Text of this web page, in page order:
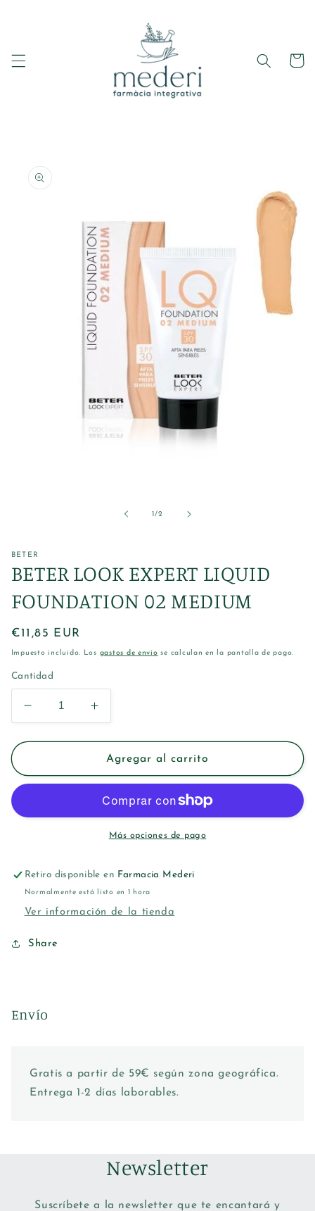
Carrito
a la
información
modal
1/de2
BETER
BETER LOOK EXPERT LIQUID
FOUNDATION 02 MEDIUM
Precio
habitual
€11,85 EUR
Impuesto incluido. Los gastos de envío se calculan en la pantalla de pago.
Cantidad
Reducir
cantidad
para
LOOK
EXPERT
FOUNDATION
Aumentar
cantidad
para
BETER
LOOK
LIQUID
FOUNDATION
02
Agregar al carrito
Más opciones de pago
Retiro disponible en Farmacia Mederi
Normalmente está listo en 1 hora
Ver información de la tienda
Share
Envío
Gratis a partir de 59€ según zona geográfica.
Entrega 1-2 días laborables.
Newsletter
Suscríbete a la newsletter que te encantará y